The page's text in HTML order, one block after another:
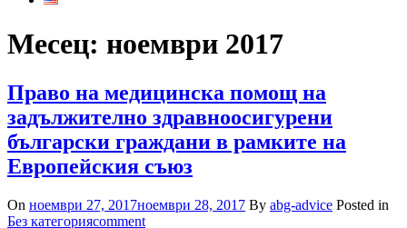
Месец: ноември 2017
Право на медицинска помощ на
задължително здравноосигурени
български граждани в рамките на
Европейския съюз
On ноември 27, 2017ноември 28, 2017 By abg-advice Posted in
Без категорияcomment